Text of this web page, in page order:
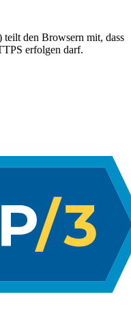
den Browsern mit, dass
erfolgen darf.